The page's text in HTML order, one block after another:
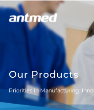
Our Products
Priorities in Manufacturing: